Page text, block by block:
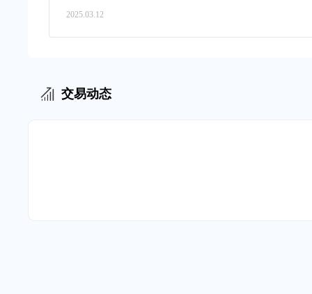
2025.03.12
交易动态